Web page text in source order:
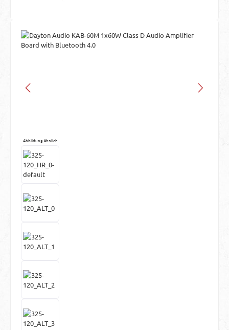
Bildergalerie überspringen
Abbildung ähnlich